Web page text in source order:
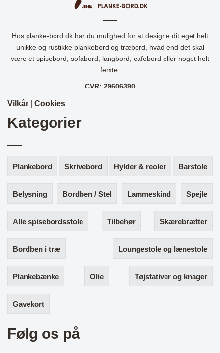
Hos planke-bord.dk har du mulighed for at designe dit eget helt
unikke og rustikke plankebord og træbord, hvad end det skal
være et spisebord, sofabord, langbord, cafebord eller noget helt
femte.
CVR: 29606390
Vilkår Cookies
Kategorier
Plankebord Skrivebord Hylder & reoler Barstole
Belysning Bordben / Stel Lammeskind Spejle
Alle spisebordsstole Tilbehør Skærebrætter
Bordben i træ Loungestole og lænestole
Plankebænke Olie Tøjstativer og knager
Gavekort
Følg os på